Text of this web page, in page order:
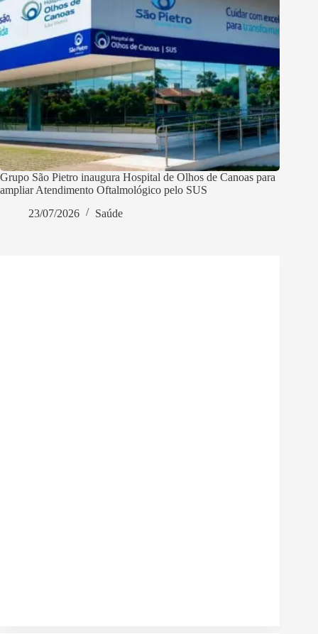
Grupo São Pietro inaugura Hospital de Olhos de Canoas para
ampliar Atendimento Oftalmológico pelo SUS
23/07/2026
Saúde